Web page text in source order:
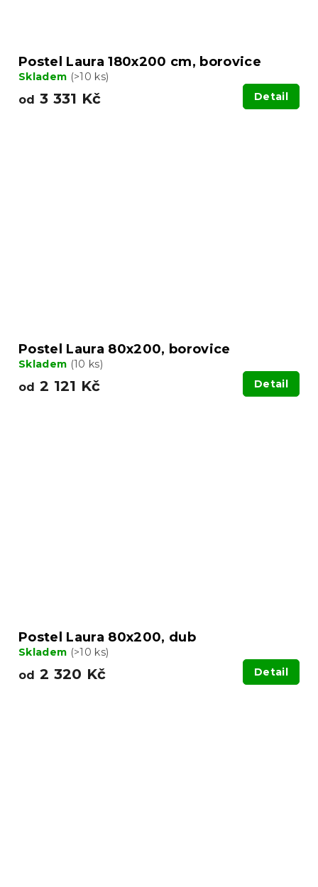
Postel Laura 180x200 cm, borovice
Skladem (>10 ks)
od 3 331 Kč Detail
Postel Laura 80x200, borovice
Skladem (10 ks)
od 2 121 Kč Detail
Postel Laura 80x200, dub
Skladem (>10 ks)
od 2 320 Kč Detail